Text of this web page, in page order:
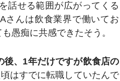
話せる範囲が広がってくる
さんは飲食業界で働いてお
愚痴に共感できたそう。
後、1年だけですが飲食店の
はすでに転職していたんで